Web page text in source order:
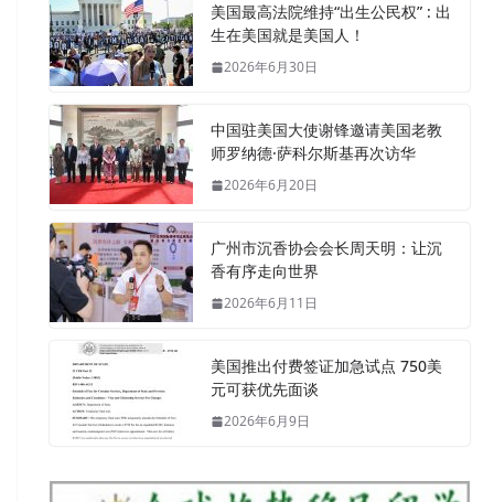
美国最高法院维持“出生公民权” : 出
生在美国就是美国人！
2026年6月30日
中国驻美国大使谢锋邀请美国老教
师罗纳德·萨科尔斯基再次访华
2026年6月20日
广州市沉香协会会长周天明：让沉
香有序走向世界
2026年6月11日
美国推出付费签证加急试点 750美
元可获优先面谈
2026年6月9日